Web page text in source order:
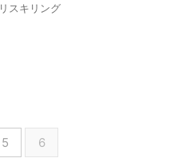
リスキリング
5 6